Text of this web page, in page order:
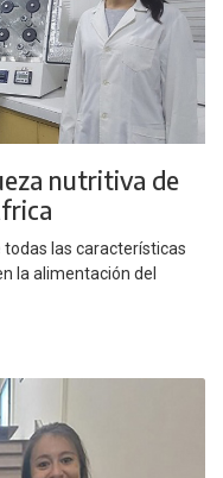
nutritiva de
todas las características
la alimentación del